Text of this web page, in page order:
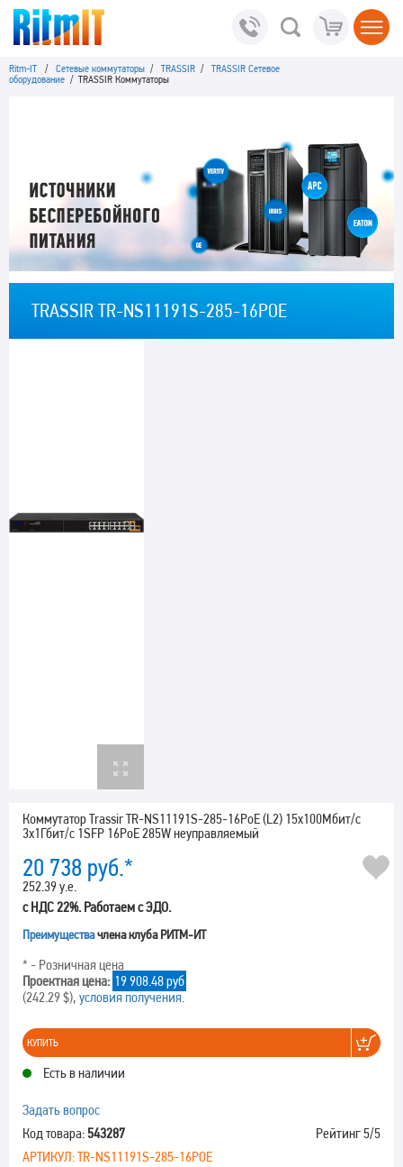
Ritm-IT / Сетевые коммутаторы / TRASSIR / TRASSIR Сетевое
оборудование / TRASSIR Коммутаторы
TRASSIR TR-NS11191S-285-16POE
Коммутатор Trassir TR-NS11191S-285-16PoE (L2) 15x100Мбит/с
3x1Гбит/с 1SFP 16PoE 285W неуправляемый
20 738 руб.*
252.39 у.е.
с НДС 22%. Работаем с ЭДО.
Преимуществачлена клуба РИТМ-ИТ
* - Розничная цена
Проектная цена: 19 908.48 руб
(242.29 $), условия получения.
КУПИТЬ
Есть в наличии
Задать вопрос
Рейтинг 5/5
Код товара:543287
АРТИКУЛ:TR-NS11191S-285-16POE